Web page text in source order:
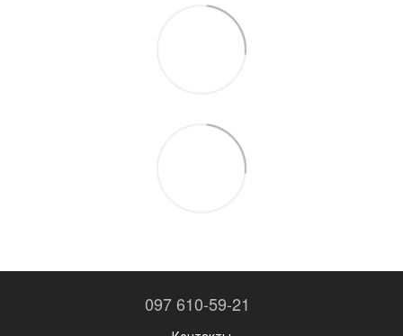
097 610-59-21